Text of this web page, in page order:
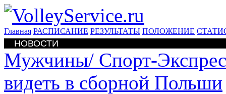
Главная РАСПИСАНИЕ РЕЗУЛЬТАТЫ ПОЛОЖЕНИЕ
НОВОСТИ
Мужчины/ Спорт-
видеть в сборной Польши